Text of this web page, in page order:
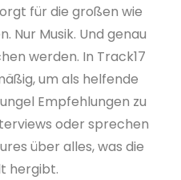
für die großen wie
Nur Musik. Und genau
werden. In Track17
um als helfende
Empfehlungen zu
oder sprechen
über alles, was die
hergibt.